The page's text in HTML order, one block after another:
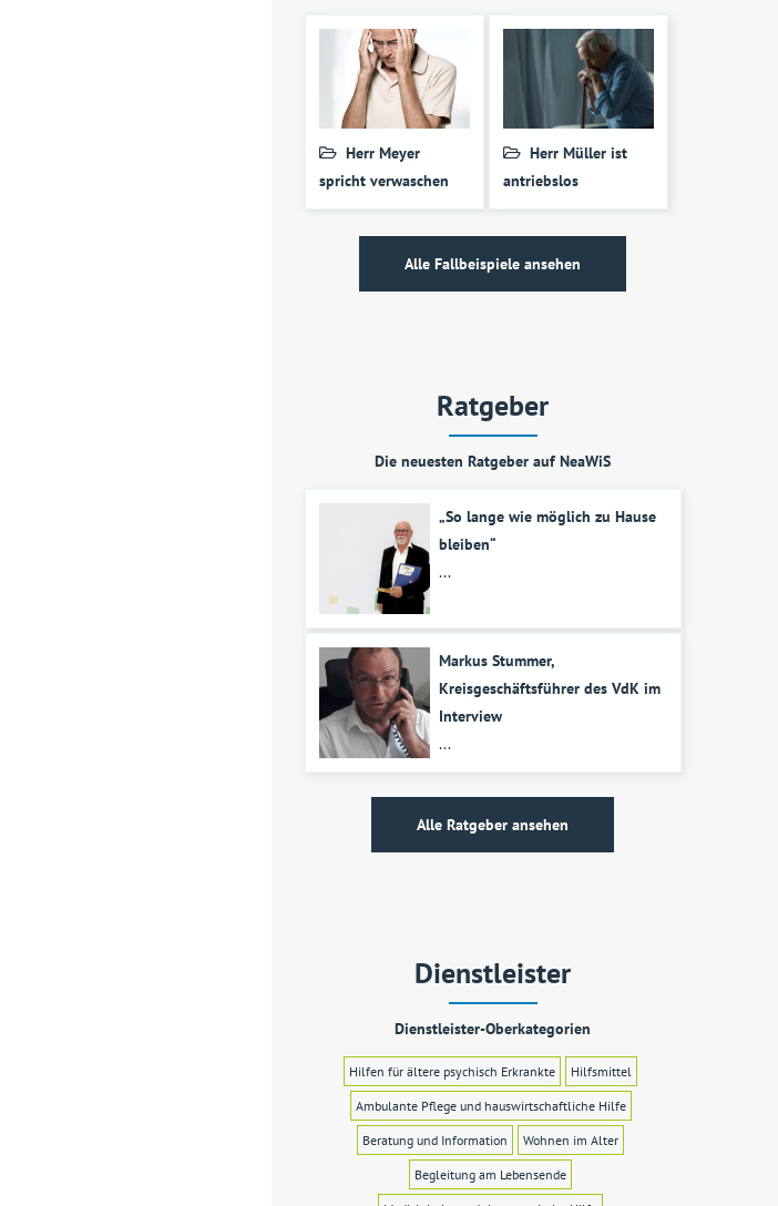
Herr Meyer
spricht verwaschen
Herr Müller ist
antriebslos
Alle Fallbeispiele ansehen
Ratgeber
Die neuesten Ratgeber auf NeaWiS
„So lange wie möglich zu Hause
bleiben“
...
Markus Stummer,
Kreisgeschäftsführer des VdK im
Interview
...
Alle Ratgeber ansehen
Dienstleister
Dienstleister-Oberkategorien
Hilfen für ältere psychisch Erkrankte Hilfsmittel
Ambulante Pflege und hauswirtschaftliche Hilfe
Beratung und Information Wohnen im Alter
Begleitung am Lebensende